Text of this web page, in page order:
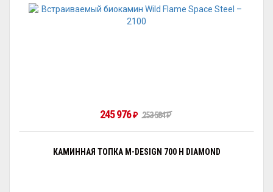
245 976 ₽ 253 584₽
КАМИННАЯ ТОПКА M-DESIGN 700 H DIAMOND